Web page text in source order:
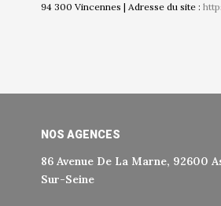
94 300 Vincennes | Adresse du site :
NOS AGENCES
86 Avenue De La Marne, 92600
Sur-Seine